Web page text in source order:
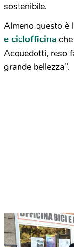
sostenibile.
Almeno questo è
e ciclofficina
Acquedotti, reso
grande bellezza”.